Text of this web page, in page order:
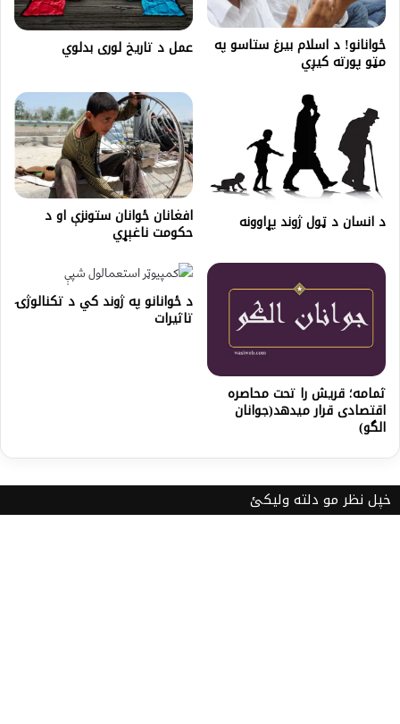
ځوانانو! د اسلام بیرغ ستاسو په
مټو پورته کیږي
عمل د تاريخ لوری بدلوي
د انسان د ټول ژوند پړاوونه افغانان ځوانان ستونزې او د
حکومت ناغېړي
ثمامه؛ قریش را تحت محاصره
اقتصادی قرار میدهد(جوانان
الگو)
د ځوانانو په ژوند کي د تکنالوژۍ
تاثیرات
خپل نظر مو دلته ولیکئ